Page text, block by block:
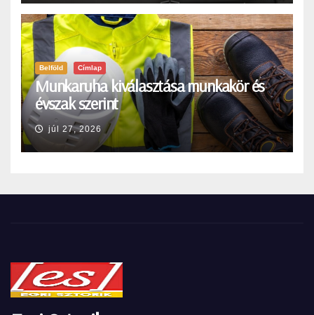
Belföld Címlap
Munkaruha kiválasztása munkakör és
évszak szerint
júl 27, 2026